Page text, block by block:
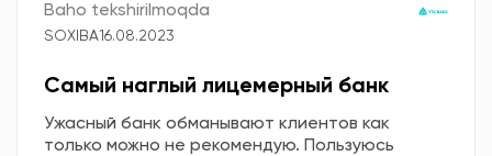
Baho tekshirilmoqda
SOXIBA16.08.2023
Самый наглый лицемерный банк
Ужасный банк обманывают клиентов как
только можно не рекомендую. Пользуюсь